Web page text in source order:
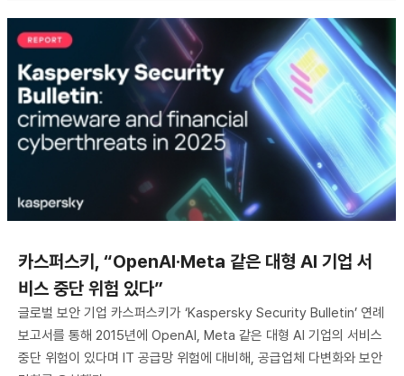
카스퍼스키, “OpenAI·Meta 같은 대형 AI 기업 서
비스 중단 위험 있다”
글로벌 보안 기업 카스퍼스키가 ‘Kaspersky Security Bulletin’ 연례
보고서를 통해 2015년에 OpenAI, Meta 같은 대형 AI 기업의 서비스
중단 위험이 있다며 IT 공급망 위험에 대비해, 공급업체 다변화와 보안